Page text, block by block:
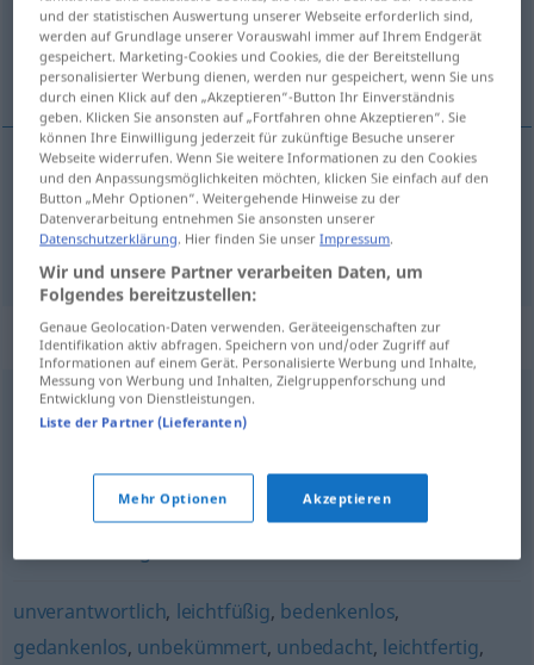
(Für mehr Details die Übersetzung anklicken/antippen)
dertsiz, dikkatsiz, umursamaz
dertsiz sorglos
dikkatsiz, umursamaz sorglos(≈ nachlässig)
Synonyme für "sorglos"
nachlässig,leichtsinnig
bedenkenlos,naiv,leichtgläubig,ahnungslos,arglos
unbekümmert,töricht,blauäugig unbedarft
unverantwortlich, leichtfüßig, bedenkenlos,
gedankenlos, unbekümmert, unbedacht, leichtfertig,
und der statistischen Auswertung unserer Webseite erforderlich sind,
werden auf Grundlage unserer Vorauswahl immer auf Ihrem Endgerät
gespeichert. Marketing-Cookies und Cookies, die der Bereitstellung
personalisierter Werbung dienen, werden nur gespeichert, wenn Sie uns
durch einen Klick auf den „Akzeptieren“-Button Ihr Einverständnis
geben. Klicken Sie ansonsten auf „Fortfahren ohne Akzeptieren“. Sie
können Ihre Einwilligung jederzeit für zukünftige Besuche unserer
Webseite widerrufen. Wenn Sie weitere Informationen zu den Cookies
und den Anpassungsmöglichkeiten möchten, klicken Sie einfach auf den
Button „Mehr Optionen“. Weitergehende Hinweise zu der
Datenverarbeitung entnehmen Sie ansonsten unserer
Datenschutzerklärung. Hier finden Sie unserImpressum.
Wir und unsere Partner verarbeiten Daten, um
Folgendes bereitzustellen:
Genaue Geolocation-Daten verwenden. Geräteeigenschaften zur
Identifikation aktiv abfragen. Speichern von und/oder Zugriff auf
Informationen auf einem Gerät. Personalisierte Werbung und Inhalte,
Messung von Werbung und Inhalten, Zielgruppenforschung und
Entwicklung von Dienstleistungen.
Liste der Partner (Lieferanten)
Mehr Optionen Akzeptieren